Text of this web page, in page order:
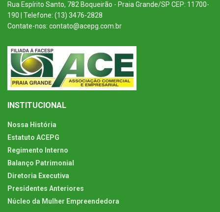
Rua Espírito Santo, 782 Boqueirão - Praia Grande/SP CEP: 11700-
190 | Telefone: (13) 3476-2828
Contate-nos: contato@acepg.com.br
INSTITUCIONAL
Nossa História
Estatuto ACEPG
Regimento Interno
Balanço Patrimonial
Diretoria Executiva
Presidentes Anteriores
Núcleo da Mulher Empreendedora